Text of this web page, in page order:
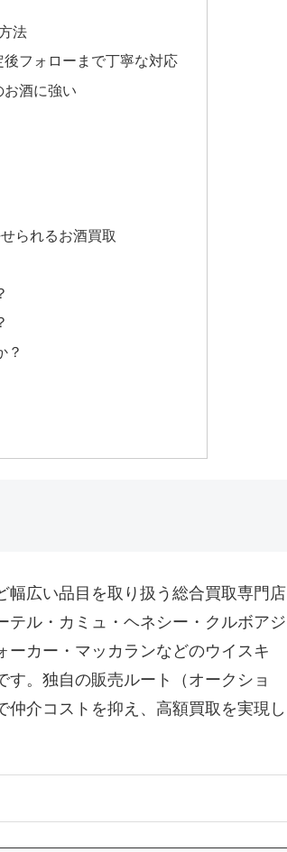
法
フォローまで丁寧な対応
酒に強い
られるお酒買取
？
幅広い品目を取り扱う総合買取専門店
テル・カミュ・ヘネシー・クルボアジ
ーカー・マッカランなどのウイスキ
。独自の販売ルート（オークショ
介コストを抑え、高額買取を実現し